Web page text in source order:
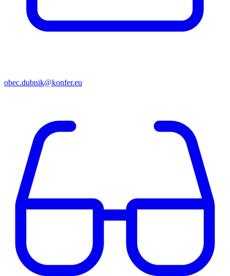
obec.dubnik@konfer.eu